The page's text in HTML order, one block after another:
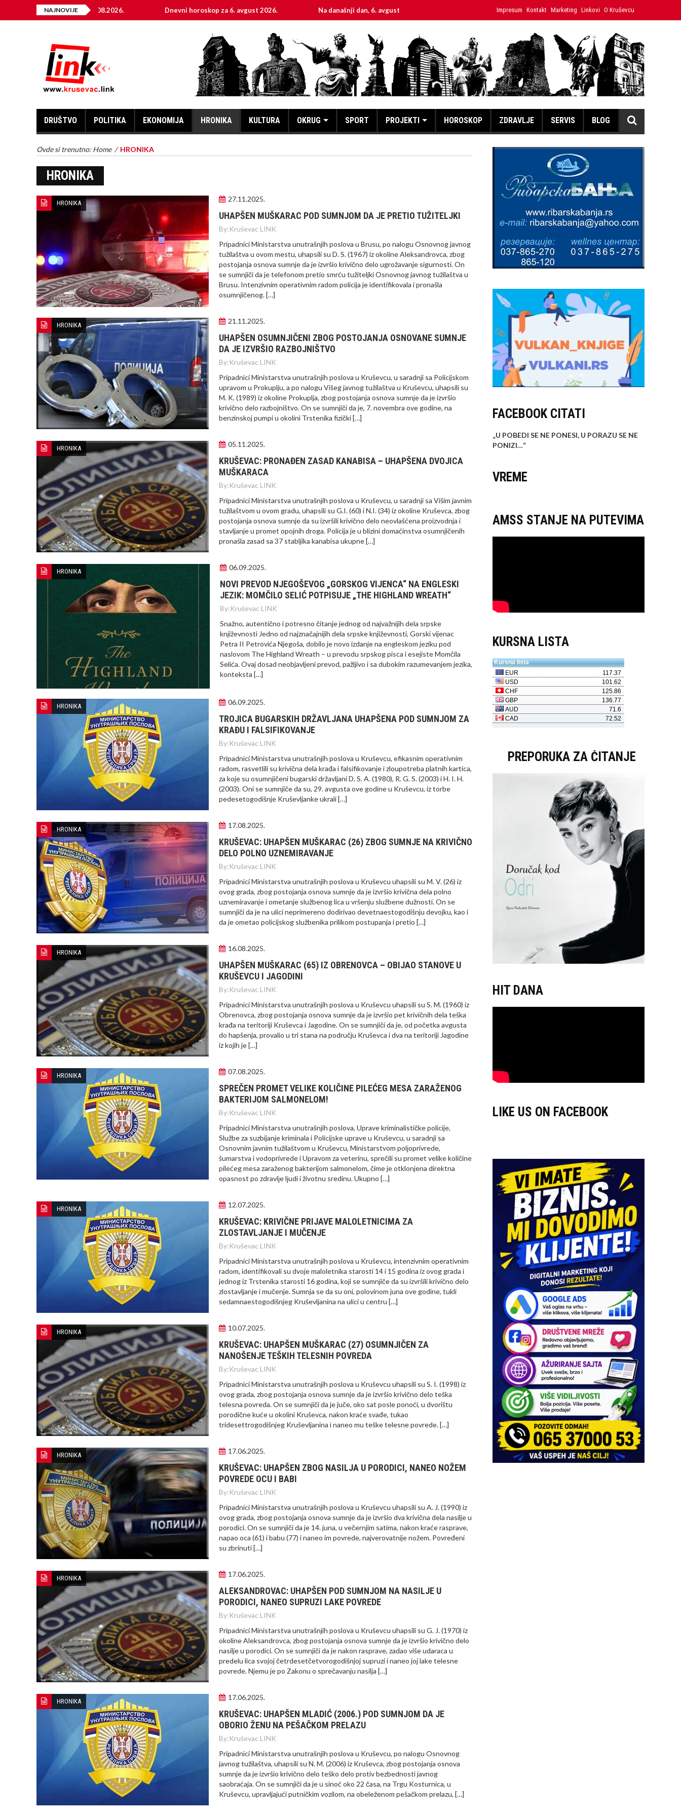
NAJNOVIJE Dnevni horoskop za 6. avgust 2026. Na današnji dan, 6. avgust Sveta mučenica Hristina Japanski volonter u Ćićevcu umesto izložbe mira
Impresum Kontakt Marketing Linkovi O Kruševcu
DRUŠTVO POLITIKA EKONOMIJA HRONIKA KULTURA OKRUG SPORT PROJEKTI HOROSKOP ZDRAVLJE SERVIS BLOG
Ovde si trenutno: Home / HRONIKA
HRONIKA
HRONIKA 27.11.2025.
UHAPŠEN MUŠKARAC POD SUMNJOM DA JE PRETIO TUŽITELJKI
By:Kruševac LINK
Pripadnici Ministarstva unutrašnjih poslova u Brusu, po nalogu Osnovnog javnog
tužilaštva u ovom mestu, uhapsili su D. S. (1967) iz okoline Aleksandrovca, zbog
postojanja osnova sumnje da je izvršio krivično delo ugrožavanje sigurnosti. On
se sumnjiči da je telefonom pretio smrću tužiteljki Osnovnog javnog tužilaštva u
Brusu. Intenzivnim operativnim radom policija je identifikovala i pronašla
osumnjičenog. […]
HRONIKA 21.11.2025.
UHAPŠEN OSUMNJIČENI ZBOG POSTOJANJA OSNOVANE SUMNJE
DA JE IZVRŠIO RAZBOJNIŠTVO
By:Kruševac LINK
Pripadnici Ministarstva unutrašnjih poslova u Kruševcu, u saradnji sa Policijskom
upravom u Prokuplju, a po nalogu Višeg javnog tužilaštva u Kruševcu, uhapsili su
M. K. (1989) iz okoline Prokuplja, zbog postojanja osnova sumnje da je izvršio
krivično delo razbojništvo. On se sumnjiči da je, 7. novembra ove godine, na
benzinskoj pumpi u okolini Trstenika fizički […]
HRONIKA 05.11.2025.
KRUŠEVAC: PRONAĐEN ZASAD KANABISA – UHAPŠENA DVOJICA
MUŠKARACA
By:Kruševac LINK
Pripadnici Ministarstva unutrašnjih poslova u Kruševcu, u saradnji sa Višim javnim
tužilaštvom u ovom gradu, uhapsili su G.I. (60) i N.I. (34) iz okoline Kruševca, zbog
postojanja osnova sumnje da su izvršili krivično delo neovlašćena proizvodnja i
stavljanje u promet opojnih droga. Policija je u blizini domaćinstva osumnjičenih
pronašla zasad sa 37 stabljika kanabisa ukupne […]
HRONIKA 06.09.2025.
NOVI PREVOD NJEGOŠEVOG „GORSKOG VIJENCA“ NA ENGLESKI
JEZIK: MOMČILO SELIĆ POTPISUJE „THE HIGHLAND WREATH“
By:Kruševac LINK
Snažno, autentično i potresno čitanje jednog od najvažnijih dela srpske
književnosti Jedno od najznačajnijih dela srpske književnosti, Gorski vijenac
Petra II Petrovića Njegoša, dobilo je novo izdanje na engleskom jeziku pod
naslovom The Highland Wreath – u prevodu srpskog pisca i esejiste Momčila
Selića. Ovaj dosad neobjavljeni prevod, pažljivo i sa dubokim razumevanjem jezika,
konteksta […]
HRONIKA 06.09.2025.
TROJICA BUGARSKIH DRŽAVLJANA UHAPŠENA POD SUMNJOM ZA
KRAĐU I FALSIFIKOVANJE
By:Kruševac LINK
Pripadnici Ministarstva unutrašnjih poslova u Kruševcu, efikasnim operativnim
radom, rasvetlili su krivična dela krađa i falsifikovanje i zloupotreba platnih kartica,
za koje su osumnjičeni bugarski državljani D. S. A. (1980), R. G. S. (2003) i H. I. H.
(2003). Oni se sumnjiče da su, 29. avgusta ove godine u Kruševcu, iz torbe
pedesetogodišnje Kruševljanke ukrali […]
HRONIKA 17.08.2025.
KRUŠEVAC: UHAPŠEN MUŠKARAC (26) ZBOG SUMNJE NA KRIVIČNO
DELO POLNO UZNEMIRAVANJE
By:Kruševac LINK
Pripadnici Ministarstva unutrašnjih poslova u Kruševcu uhapsili su M. V. (26) iz
ovog grada, zbog postojanja osnova sumnje da je izvršio krivična dela polno
uznemiravanje i ometanje službenog lica u vršenju službene dužnosti. On se
sumnjiči da je na ulici neprimereno dodirivao devetnaestogodišnju devojku, kao i
da je ometao policijskog službenika prilikom postupanja i pretio […]
HRONIKA 16.08.2025.
UHAPŠEN MUŠKARAC (65) IZ OBRENOVCA – OBIJAO STANOVE U
KRUŠEVCU I JAGODINI
By:Kruševac LINK
Pripadnici Ministarstva unutrašnjih poslova u Kruševcu uhapsili su S. M. (1960) iz
Obrenovca, zbog postojanja osnova sumnje da je izvršio pet krivičnih dela teška
krađa na teritoriji Kruševca i Jagodine. On se sumnjiči da je, od početka avgusta
do hapšenja, provalio u tri stana na području Kruševca i dva na teritoriji Jagodine
iz kojih je […]
HRONIKA 07.08.2025.
SPREČEN PROMET VELIKE KOLIČINE PILEĆEG MESA ZARAŽENOG
BAKTERIJOM SALMONELOM!
By:Kruševac LINK
Pripadnici Ministarstva unutrašnjih poslova, Uprave kriminalističke policije,
Službe za suzbijanje kriminala i Policijske uprave u Kruševcu, u saradnji sa
Osnovnim javnim tužilaštvom u Kruševcu, Ministarstvom polјoprivrede,
šumarstva i vodoprivrede i Upravom za veterinu, sprečili su promet velike količine
pilećeg mesa zaraženog bakterijom salmonelom, čime je otklonjena direktna
opasnost po zdravlјe lјudi i životnu sredinu. Ukupno […]
HRONIKA 12.07.2025.
KRUŠEVAC: KRIVIČNE PRIJAVE MALOLETNICIMA ZA
ZLOSTAVLJANJE I MUČENJE
By:Kruševac LINK
Pripadnici Ministarstva unutrašnjih poslova u Kruševcu, intenzivnim operativnim
radom, identifikovali su dvoje maloletnika starosti 14 i 15 godina iz ovog grada i
jednog iz Trstenika starosti 16 godina, koji se sumnjiče da su izvršili krivično delo
zlostavljanje i mučenje. Sumnja se da su oni, polovinom juna ove godine, tukli
sedamnaestogodišnjeg Kruševljanina na ulici u centru […]
HRONIKA 10.07.2025.
KRUŠEVAC: UHAPŠEN MUŠKARAC (27) OSUMNJIČEN ZA
NANOŠENJE TEŠKIH TELESNIH POVREDA
By:Kruševac LINK
Pripadnici Ministarstva unutrašnjih poslova u Kruševcu uhapsili su S. I. (1998) iz
ovog grada, zbog postojanja osnova sumnje da je izvršio krivično delo teška
telesna povreda. On se sumnjiči da je juče, oko sat posle ponoći, u dvorištu
porodične kuće u okolini Kruševca, nakon kraće svađe, tukao
tridesettrogodišnjeg Kruševljanina i naneo mu teške telesne povrede. […]
HRONIKA 17.06.2025.
KRUŠEVAC: UHAPŠEN ZBOG NASILJA U PORODICI, NANEO NOŽEM
POVREDE OCU I BABI
By:Kruševac LINK
Pripadnici Ministarstva unutrašnjih poslova u Kruševcu uhapsili su A. J. (1990) iz
ovog grada, zbog postojanja osnova sumnje da je izvršio dva krivična dela nasilje u
porodici. On se sumnjiči da je 14. juna, u večernjim satima, nakon kraće rasprave,
napao oca (61) i babu (77) i naneo im povrede, najverovatnije nožem. Povređeni
su zbrinuti […]
HRONIKA 17.06.2025.
ALEKSANDROVAC: UHAPŠEN POD SUMNJOM NA NASILJE U
PORODICI, NANEO SUPRUZI LAKE POVREDE
By:Kruševac LINK
Pripadnici Ministarstva unutrašnjih poslova u Kruševcu uhapsili su G. J. (1970) iz
okoline Aleksandrovca, zbog postojanja osnova sumnje da je izvršio krivično delo
nasilje u porodici. On se sumnjiči da je nakon rasprave, zadao više udaraca u
predelu lica svojoj četrdesetčetvorogodišnjoj supruzi i naneo joj lake telesne
povrede. Njemu je po Zakonu o sprečavanju nasilja […]
HRONIKA 17.06.2025.
KRUŠEVAC: UHAPŠEN MLADIĆ (2006.) POD SUMNJOM DA JE
OBORIO ŽENU NA PEŠAČKOM PRELAZU
By:Kruševac LINK
Pripadnici Ministarstva unutrašnjih poslova u Kruševcu, po nalogu Osnovnog
javnog tužilaštva, uhapsili su N. M. (2006) iz Kruševca, zbog postojanja osnova
sumnje da je izvršio krivično delo teško delo protiv bezbednosti javnog
saobraćaja. On se sumnjiči da je u sinoć oko 22 časa, na Trgu Kosturnica, u
Kruševcu, upravljajući putničkim vozilom, na obeleženom pešačkom prelazu, […]
FACEBOOK CITATI
„U POBEDI SE NE PONESI, U PORAZU SE NE
PONIZI…“
VREME
AMSS STANJE NA PUTEVIMA
KURSNA LISTA
PREPORUKA ZA ČITANJE
HIT DANA
LIKE US ON FACEBOOK